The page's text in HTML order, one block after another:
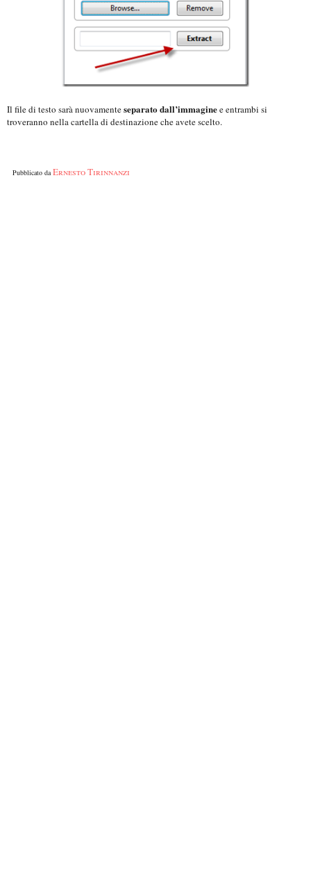
Il file di testo sarà nuovamenteseparato dall’immaginee entrambi si
troveranno nella cartella di destinazione che avete scelto.
Pubblicato da Ernesto Tirinnanzi